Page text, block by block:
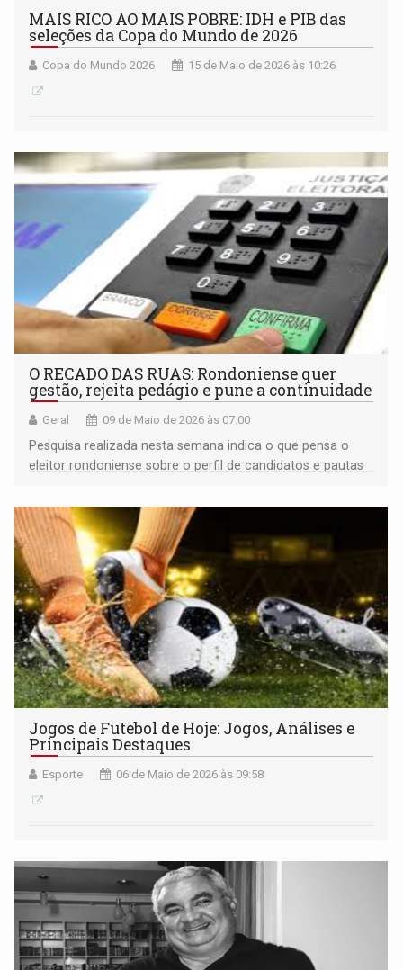
MAIS RICO AO MAIS POBRE: IDH e PIB das
seleções da Copa do Mundo de 2026
Copa do Mundo 2026 15 de Maio de 2026 às 10:26
O RECADO DAS RUAS: Rondoniense quer
gestão, rejeita pedágio e pune a continuidade
Geral 09 de Maio de 2026 às 07:00
Pesquisa realizada nesta semana indica o que pensa o
eleitor rondoniense sobre o perfil de candidatos e pautas
Jogos de Futebol de Hoje: Jogos, Análises e
Principais Destaques
Esporte 06 de Maio de 2026 às 09:58